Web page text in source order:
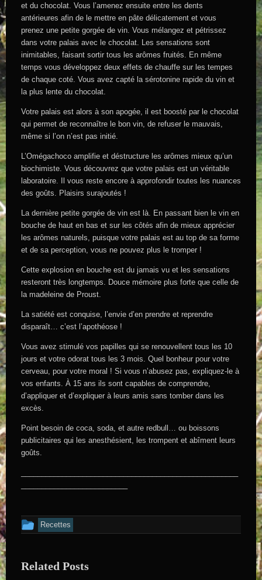
et du chocolat. Vous l’amenez ensuite entre les dents
antérieures afin de le mettre en pâte délicatement et vous
prenez une petite gorgée de vin. Vous mélangez et pétrissez
dans votre palais avec le chocolat. Les sensations sont
inimitables, faisant sortir tous les arômes fruités. En même
temps vous développez deux effets de chauffe sur les tempes
de chaque coté. Vous avez capté la sérotonine rapide du vin et
la plus lente du chocolat.
Votre palais est alors à son apogée, il est boosté par le chocolat
qui permet de reconnaître le bon vin, de refuser le mauvais,
même si l’on n’est pas initié.
L’Omégachoco amplifie et déstructure les arômes mieux qu’un
biochimiste. Vous découvrez que votre palais est un véritable
laboratoire. Il vous reste encore à approfondir toutes les nuances
des goûts. Plaisirs surajoutés !
La dernière petite gorgée de vin est là. En passant bien le vin en
bouche de haut en bas et sur les côtés afin de mieux apprécier
les arômes naturels, puisque votre palais est au top de sa forme
et de sa perception, vous ne pouvez plus le tromper !
Cette explosion en bouche est du jamais vu et les sensations
resteront très longtemps. Douce mémoire plus forte que celle de
la madeleine de Proust.
La satiété est conquise, l’envie d’en prendre et reprendre
disparaît… c’est l’apothéose !
Vous avez stimulé vos papilles qui se renouvellent tous les 10
jours et votre odorat tous les 3 mois. Quel bonheur pour votre
cerveau, pour votre moral ! Si vous n’abusez pas, expliquez-le à
vos enfants. À 15 ans ils sont capables de comprendre,
d’appliquer et d’expliquer à leurs amis sans tomber dans les
excès.
Point besoin de coca, soda, et autre redbull… ou boissons
publicitaires qui les anesthésient, les trompent et abîment leurs
goûts.
Cet article a été publié dans
Recettes
Related Posts